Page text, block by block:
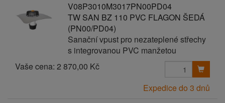
V08P3010M3017PN00PD04
TW SAN BZ 110 PVC FLAGON ŠEDÁ
(PN00/PD04)
Sanační vpust pro nezateplené střechy
s integrovanou PVC manžetou
Vaše cena: 2 870,00 Kč
Expedice do 3 dnů